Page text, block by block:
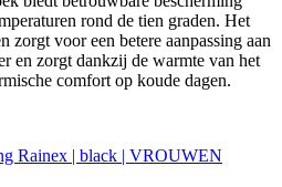
Rainex | black | VROUWEN